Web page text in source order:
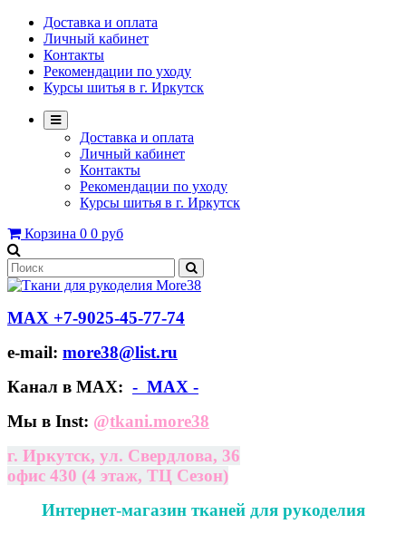
Доставка и оплата
Личный кабинет
Контакты
Рекомендации по уходу
Курсы шитья в г. Иркутск
Доставка и оплата
Личный кабинет
Контакты
Рекомендации по уходу
Курсы шитья в г. Иркутск
Корзина 0 0 руб
МАХ +7-9025-45-77-74
e-mail: more38@list.ru
Канал в МАХ: - МАХ -
Мы в Inst: @tkani.more38
г. Иркутск, ул. Свердлова, 36
офис 430 (4 этаж, ТЦ Сезон)
Интернет-магазин тканей для рукоделия